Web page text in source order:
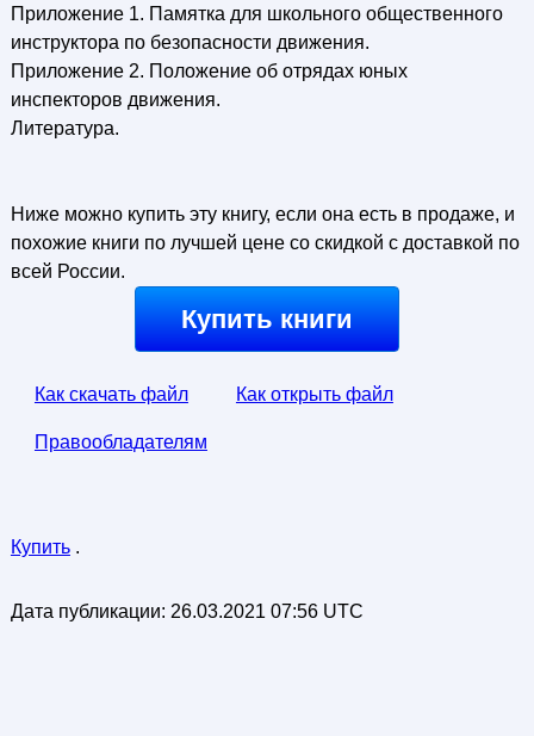
Приложение 1. Памятка для школьного общественного
инструктора по безопасности движения.
Приложение 2. Положение об отрядах юных
инспекторов движения.
Литература.
Ниже можно купить эту книгу, если она есть в продаже, и
похожие книги по лучшей цене со скидкой с доставкой по
всей России.
Купить книги
Как скачать файл Как открыть файл
Правообладателям
Купить.
Дата публикации: 26.03.2021 07:56 UTC